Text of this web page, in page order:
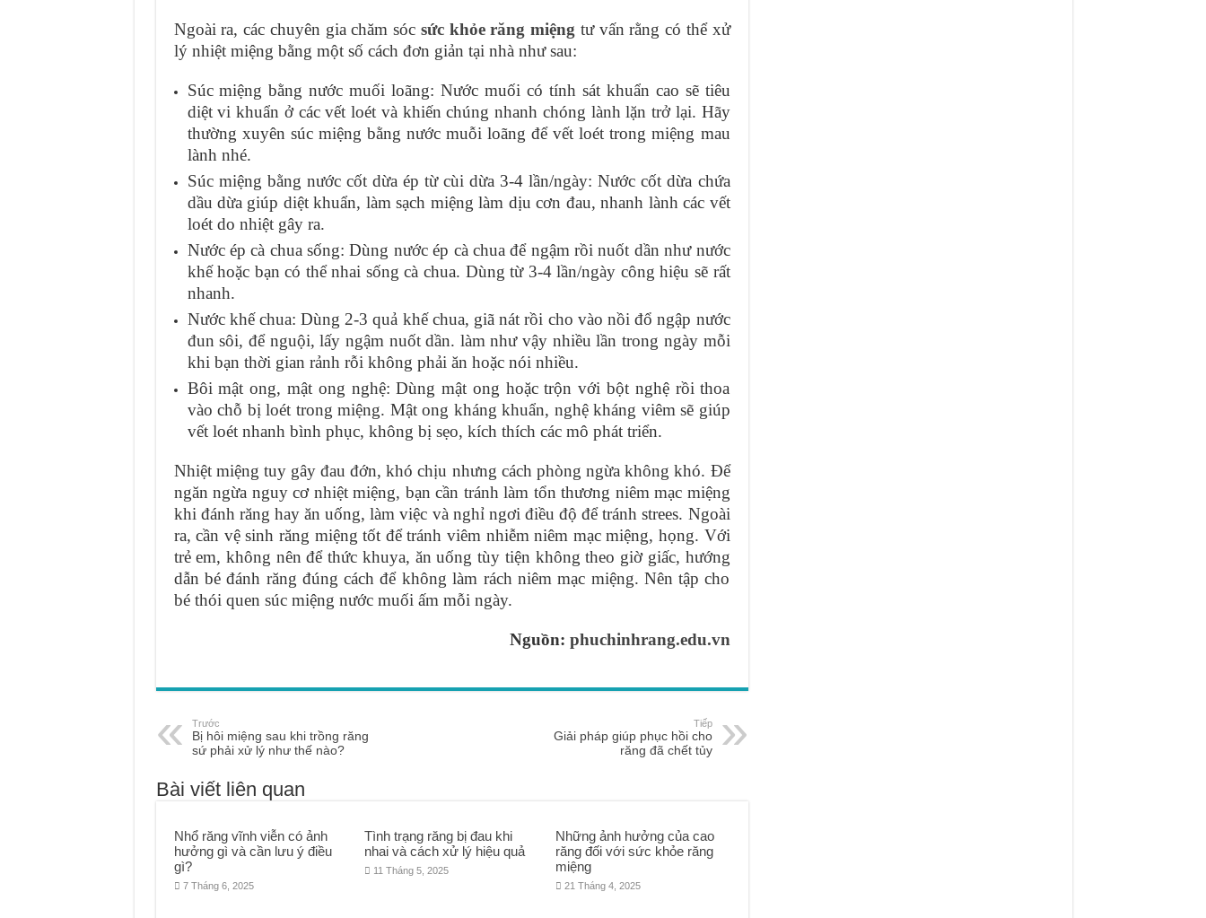
Ngoài ra, các chuyên gia chăm sóc sức khỏe răng miệng tư vấn rằng có thể xử
lý nhiệt miệng bằng một số cách đơn giản tại nhà như sau:
Súc miệng bằng nước muối loãng: Nước muối có tính sát khuẩn cao sẽ tiêu
diệt vi khuẩn ở các vết loét và khiến chúng nhanh chóng lành lặn trở lại. Hãy
thường xuyên súc miệng bằng nước muỗi loãng để vết loét trong miệng mau
lành nhé.
Súc miệng bằng nước cốt dừa ép từ cùi dừa 3-4 lần/ngày: Nước cốt dừa chứa
dầu dừa giúp diệt khuẩn, làm sạch miệng làm dịu cơn đau, nhanh lành các vết
loét do nhiệt gây ra.
Nước ép cà chua sống: Dùng nước ép cà chua để ngậm rồi nuốt dần như nước
khế hoặc bạn có thể nhai sống cà chua. Dùng từ 3-4 lần/ngày công hiệu sẽ rất
nhanh.
Nước khế chua: Dùng 2-3 quả khế chua, giã nát rồi cho vào nồi đổ ngập nước
đun sôi, để nguội, lấy ngậm nuốt dần. làm như vậy nhiều lần trong ngày mỗi
khi bạn thời gian rảnh rỗi không phải ăn hoặc nói nhiều.
Bôi mật ong, mật ong nghệ: Dùng mật ong hoặc trộn với bột nghệ rồi thoa
vào chỗ bị loét trong miệng. Mật ong kháng khuẩn, nghệ kháng viêm sẽ giúp
vết loét nhanh bình phục, không bị sẹo, kích thích các mô phát triển.
Nhiệt miệng tuy gây đau đớn, khó chịu nhưng cách phòng ngừa không khó. Để
ngăn ngừa nguy cơ nhiệt miệng, bạn cần tránh làm tổn thương niêm mạc miệng
khi đánh răng hay ăn uống, làm việc và nghỉ ngơi điều độ để tránh strees. Ngoài
ra, cần vệ sinh răng miệng tốt để tránh viêm nhiễm niêm mạc miệng, họng. Với
trẻ em, không nên để thức khuya, ăn uống tùy tiện không theo giờ giấc, hướng
dẫn bé đánh răng đúng cách để không làm rách niêm mạc miệng. Nên tập cho
bé thói quen súc miệng nước muối ấm mỗi ngày.
Nguồn: phuchinhrang.edu.vn
Trước
Bị hôi miệng sau khi trồng răng
sứ phải xử lý như thế nào?
Tiếp
Giải pháp giúp phục hồi cho
răng đã chết tủy
Bài viết liên quan
Nhổ răng vĩnh viễn có ảnh
hưởng gì và cần lưu ý điều
gì?
7 Tháng 6, 2025
Tình trạng răng bị đau khi
nhai và cách xử lý hiệu quả
11 Tháng 5, 2025
Những ảnh hưởng của cao
răng đối với sức khỏe răng
miệng
21 Tháng 4, 2025